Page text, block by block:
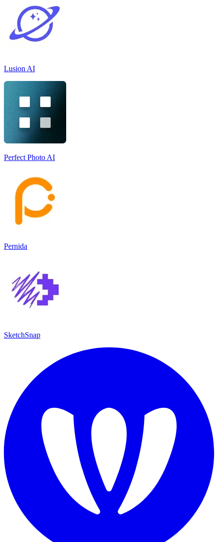
Lusion AI
Perfect Photo AI
Pernida
SketchSnap